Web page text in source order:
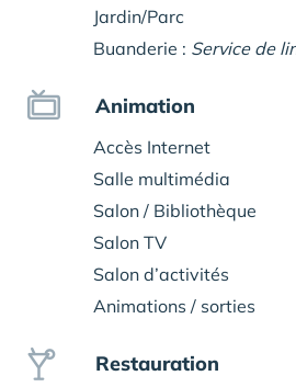
Jardin/Parc
Buanderie : Service de
Animation
Accès Internet
Salle multimédia
Salon / Bibliothèque
Salon TV
Salon d’activités
Animations / sorties
Restauration